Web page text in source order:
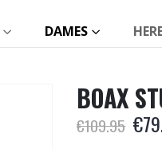
DAMES
BOAX
€109.95 €